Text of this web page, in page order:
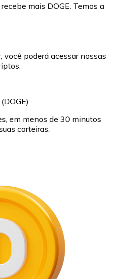
mais DOGE. Temos a
você poderá acessar nossas
em menos de 30 minutos
carteiras.